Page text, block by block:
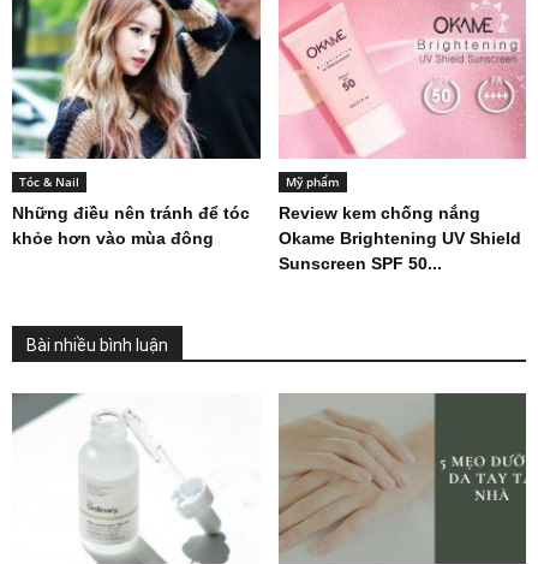
Tóc & Nail
Những điều nên tránh để tóc
khỏe hơn vào mùa đông
Mỹ phẩm
Review kem chống nắng
Okame Brightening UV Shield
Sunscreen SPF 50...
Bài nhiều bình luận